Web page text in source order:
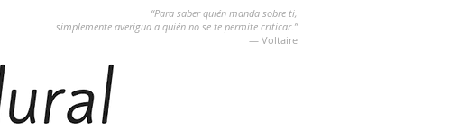
“Para saber quién manda sobre ti,
simplemente averigua a quién no se te permite criticar.”
― Voltaire